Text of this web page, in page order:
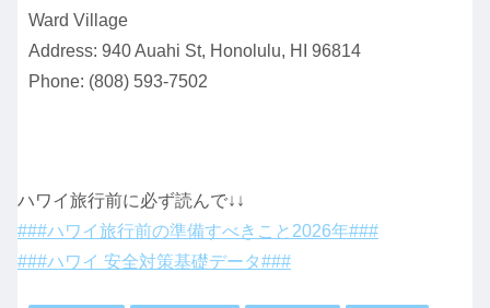
Ward Village
Address: 940 Auahi St, Honolulu, HI 96814
Phone: (808) 593-7502
ハワイ旅行前に必ず読んで↓↓
###ハワイ旅行前の準備すべきこと2026年###
###ハワイ 安全対策基礎データ###